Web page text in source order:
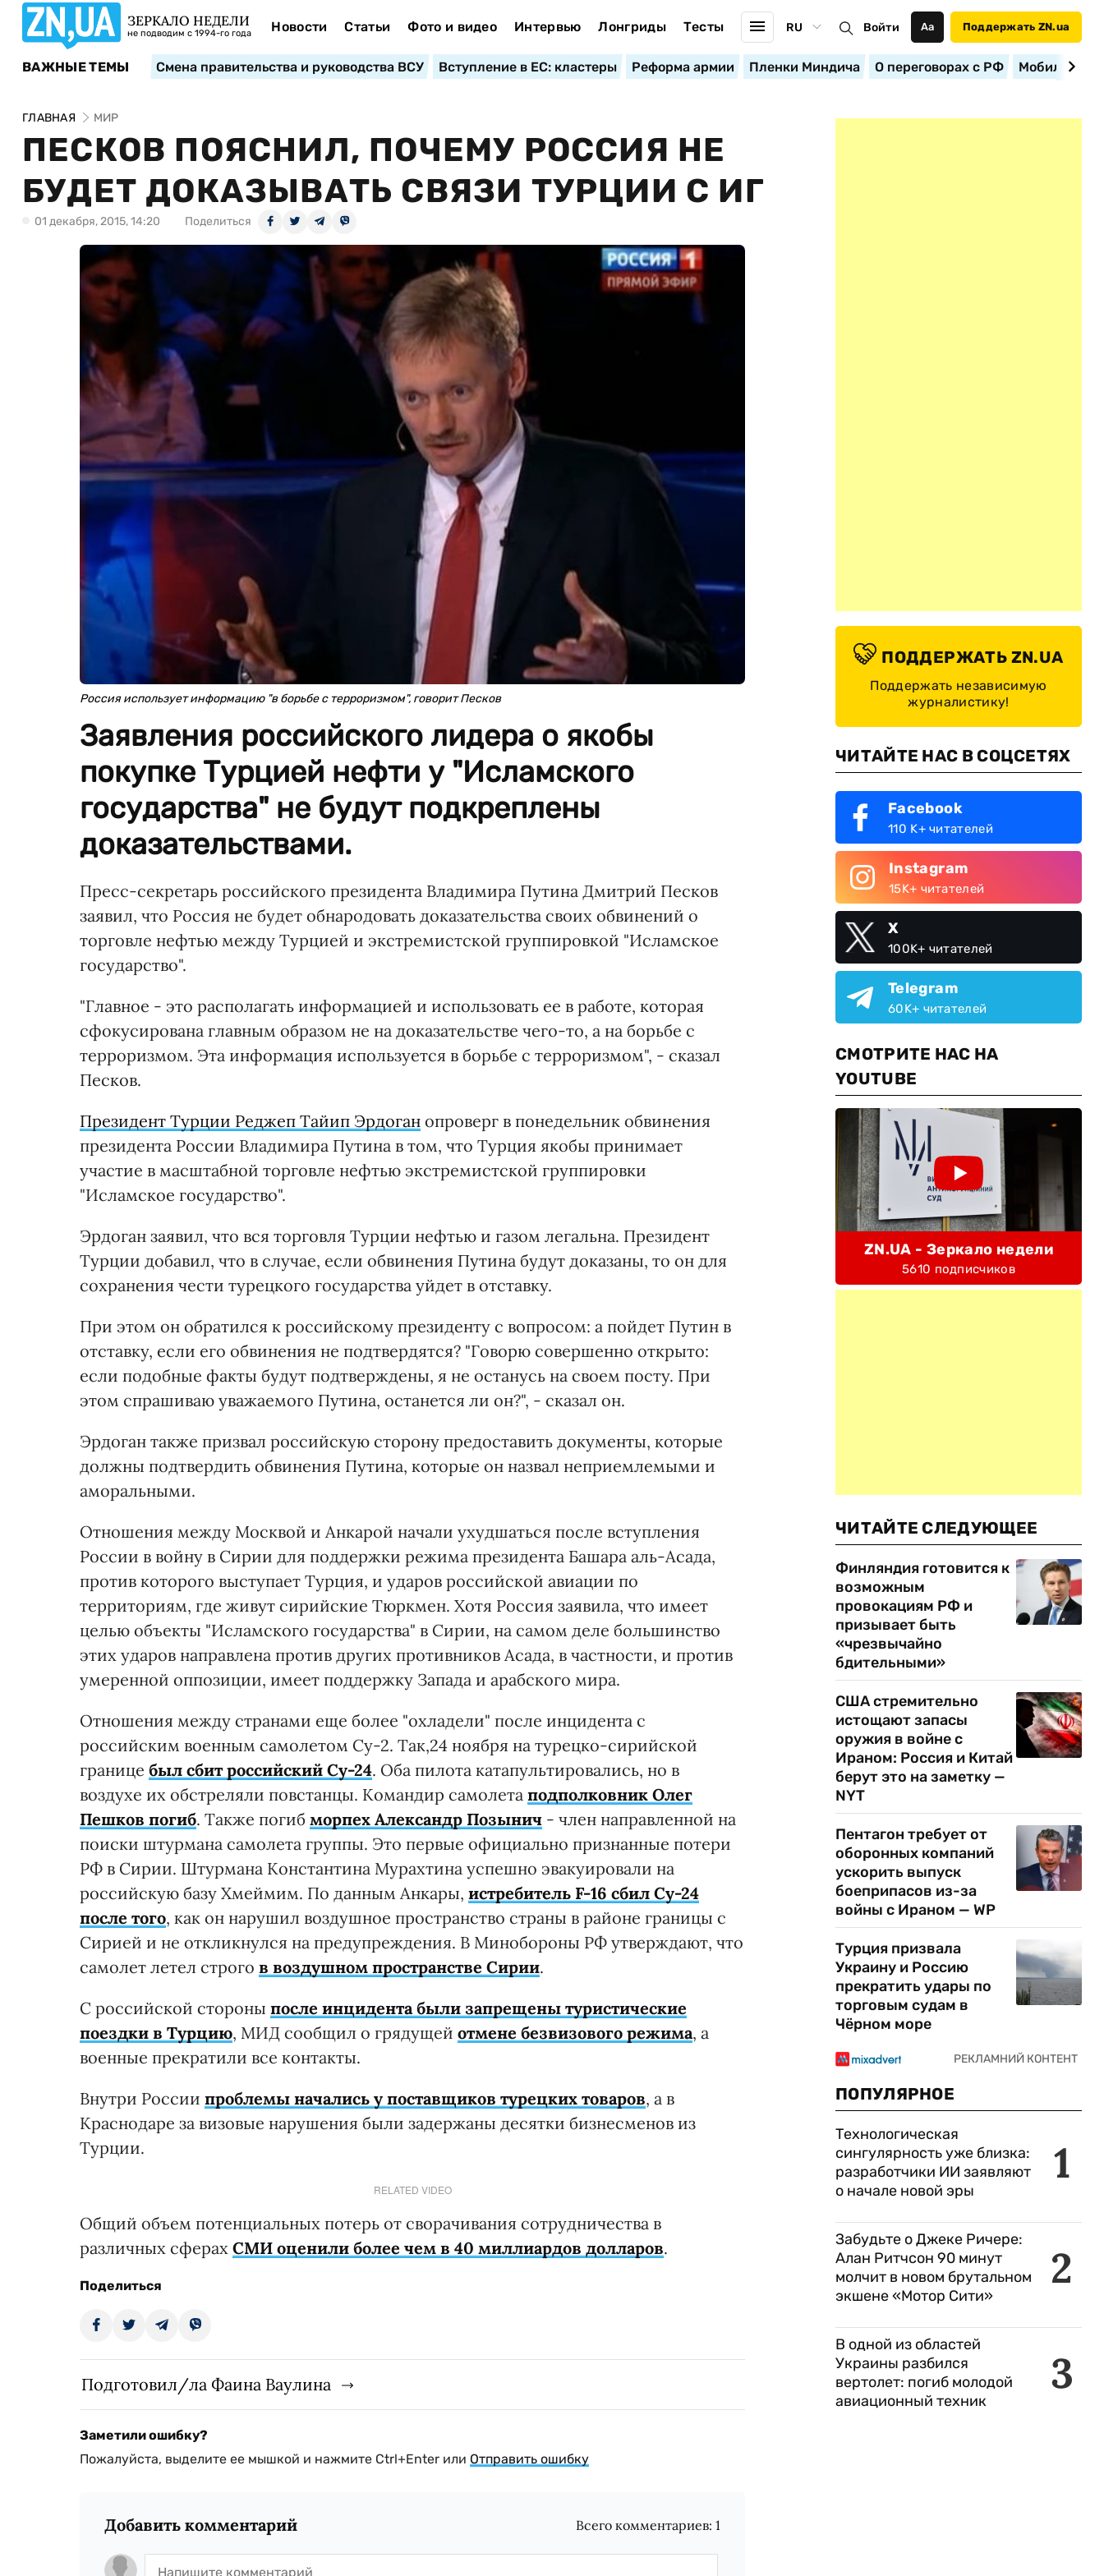
ЗЕРКАЛО НЕДЕЛИ
не подводим с 1994-го года Новости Статьи Фото и видео Интервью Лонгриды Тесты RU Войти Аа Поддержать ZN.ua
ВАЖНЫЕ ТЕМЫ Смена правительства и руководства ВСУ Вступление в ЕС: кластеры Реформа армии Пленки Миндича О переговорах с РФ
ГЛАВНАЯ МИР
ПЕСКОВ ПОЯСНИЛ, ПОЧЕМУ РОССИЯ НЕ
БУДЕТ ДОКАЗЫВАТЬ СВЯЗИ ТУРЦИИ С ИГ
01 декабря, 2015, 14:20 Поделиться
Россия использует информацию "в борьбе с терроризмом", говорит Песков
Заявления российского лидера о якобы
покупке Турцией нефти у "Исламского
государства" не будут подкреплены
доказательствами.
Пресс-секретарь российского президента Владимира Путина Дмитрий Песков
заявил, что Россия не будет обнародовать доказательства своих обвинений о
торговле нефтью между Турцией и экстремистской группировкой "Исламское
государство".
"Главное - это располагать информацией и использовать ее в работе, которая
сфокусирована главным образом не на доказательстве чего-то, а на борьбе с
терроризмом. Эта информация используется в борьбе с терроризмом", - сказал
Песков.
Президент Турции Реджеп Тайип Эрдоган опроверг в понедельник обвинения
президента России Владимира Путина в том, что Турция якобы принимает
участие в масштабной торговле нефтью экстремистской группировки
"Исламское государство".
Эрдоган заявил, что вся торговля Турции нефтью и газом легальна. Президент
Турции добавил, что в случае, если обвинения Путина будут доказаны, то он для
сохранения чести турецкого государства уйдет в отставку.
При этом он обратился к российскому президенту с вопросом: а пойдет Путин в
отставку, если его обвинения не подтвердятся? "Говорю совершенно открыто:
если подобные факты будут подтверждены, я не останусь на своем посту. При
этом спрашиваю уважаемого Путина, останется ли он?", - сказал он.
Эрдоган также призвал российскую сторону предоставить документы, которые
должны подтвердить обвинения Путина, которые он назвал неприемлемыми и
аморальными.
Отношения между Москвой и Анкарой начали ухудшаться после вступления
России в войну в Сирии для поддержки режима президента Башара аль-Асада,
против которого выступает Турция, и ударов российской авиации по
территориям, где живут сирийские Тюркмен. Хотя Россия заявила, что имеет
целью объекты "Исламского государства" в Сирии, на самом деле большинство
этих ударов направлена ​​против других противников Асада, в частности, и против
умеренной оппозиции, имеет поддержку Запада и арабского мира.
Отношения между странами еще более "охладели" после инцидента с
российским военным самолетом Су-2. Так,24 ноября на турецко-сирийской
границе был сбит российский Су-24. Оба пилота катапультировались, но в
воздухе их обстреляли повстанцы. Командир самолета подполковник Олег
Пешков погиб. Также погиб морпех Александр Позынич - член направленной на
поиски штурмана самолета группы. Это первые официально признанные потери
РФ в Сирии. Штурмана Константина Мурахтина успешно эвакуировали на
российскую базу Хмеймим. По данным Анкары, истребитель F-16 сбил Су-24
после того, как он нарушил воздушное пространство страны в районе границы с
Сирией и не откликнулся на предупреждения. В Минобороны РФ утверждают, что
самолет летел строго в воздушном пространстве Сирии.
С российской стороны после инцидента были запрещены туристические
поездки в Турцию, МИД сообщил о грядущей отмене безвизового режима, а
военные прекратили все контакты.
Внутри России проблемы начались у поставщиков турецких товаров, а в
Краснодаре за визовые нарушения были задержаны десятки бизнесменов из
Турции.
RELATED VIDEO
Общий объем потенциальных потерь от сворачивания сотрудничества в
различных сферах СМИ оценили более чем в 40 миллиардов долларов.
Поделиться
Подготовил/ла Фаина Ваулина
Заметили ошибку?
Пожалуйста, выделите ее мышкой и нажмите Ctrl+Enter или Отправить ошибку
Добавить комментарий Всего комментариев:1
ПОДДЕРЖАТЬ ZN.UA
Поддержать независимую
журналистику!
ЧИТАЙТЕ НАС В СОЦСЕТЯХ
Facebook
110 K+ читателей
Instagram
15K+ читателей
X
100K+ читателей
Telegram
60K+ читателей
СМОТРИТЕ НАС НА
YOUTUBE
ZN.UA - Зеркало недели
5610 подписчиков
ЧИТАЙТЕ СЛЕДУЮЩЕЕ
Финляндия готовится к
возможным
провокациям РФ и
призывает быть
«чрезвычайно
бдительными»
США стремительно
истощают запасы
оружия в войне с
Ираном: Россия и Китай
берут это на заметку —
NYT
Пентагон требует от
оборонных компаний
ускорить выпуск
боеприпасов из-за
войны с Ираном — WP
Турция призвала
Украину и Россию
прекратить удары по
торговым судам в
Чёрном море
ПОПУЛЯРНОЕ
1
Технологическая
сингулярность уже близка:
разработчики ИИ заявляют
о начале новой эры
2
Забудьте о Джеке Ричере:
Алан Ритчсон 90 минут
молчит в новом брутальном
экшене «Мотор Сити»
3
В одной из областей
Украины разбился
вертолет: погиб молодой
авиационный техник